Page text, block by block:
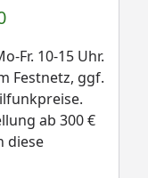
Fr. 10-15 Uhr.
Festnetz, ggf.
ab 300 €
diese